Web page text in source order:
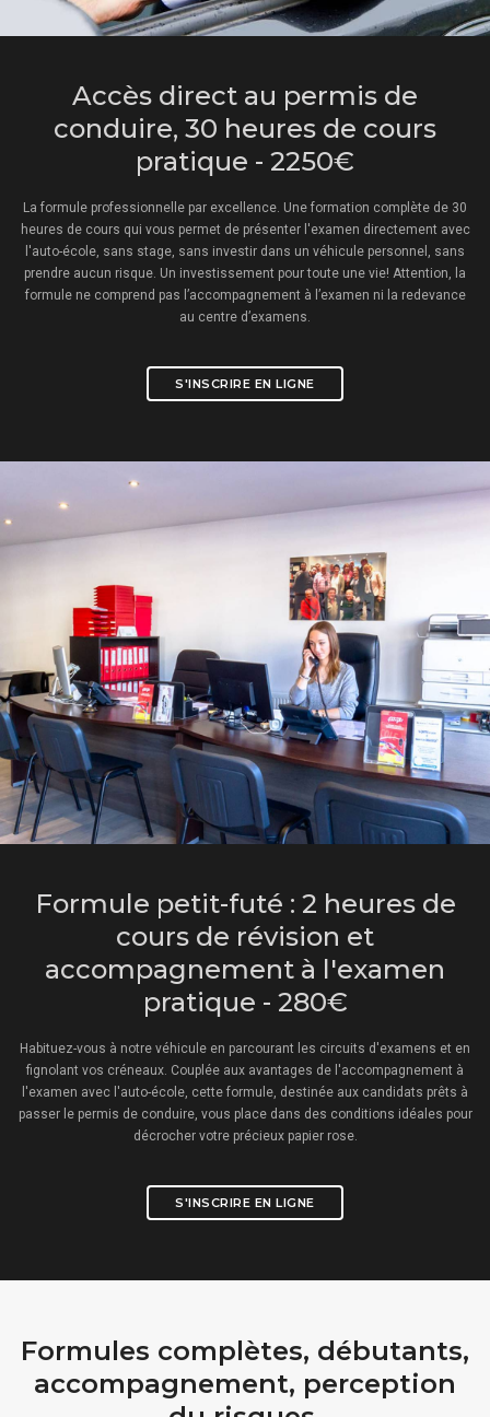
Accès direct au permis de
conduire, 30 heures de cours
pratique - 2250€
La formule professionnelle par excellence. Une formation complète de 30
heures de cours qui vous permet de présenter l'examen directement avec
l'auto-école, sans stage, sans investir dans un véhicule personnel, sans
prendre aucun risque. Un investissement pour toute une vie! Attention, la
formule ne comprend pas l’accompagnement à l’examen ni la redevance
au centre d’examens.
S'INSCRIRE EN LIGNE
Formule petit-futé : 2 heures de
cours de révision et
accompagnement à l'examen
pratique - 280€
Habituez-vous à notre véhicule en parcourant les circuits d'examens et en
fignolant vos créneaux. Couplée aux avantages de l'accompagnement à
l'examen avec l'auto-école, cette formule, destinée aux candidats prêts à
passer le permis de conduire, vous place dans des conditions idéales pour
décrocher votre précieux papier rose.
S'INSCRIRE EN LIGNE
Formules complètes, débutants,
accompagnement, perception